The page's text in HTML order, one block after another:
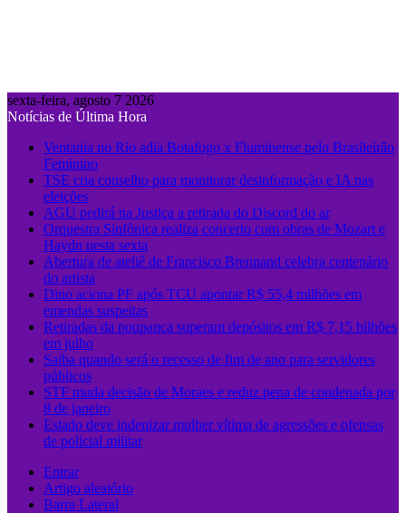
sexta-feira, agosto 7 2026
Notícias de Última Hora
Ventania no Rio adia Botafogo x Fluminense pelo Brasileirão
Feminino
TSE cria conselho para monitorar desinformação e IA nas
eleições
AGU pedirá na Justiça a retirada do Discord do ar
Orquestra Sinfônica realiza concerto com obras de Mozart e
Haydn nesta sexta
Abertura de ateliê de Francisco Brennand celebra centenário
do artista
Dino aciona PF após TCU apontar R$ 55,4 milhões em
emendas suspeitas
Retiradas da poupança superam depósitos em R$ 7,15 bilhões
em julho
Saiba quando será o recesso de fim de ano para servidores
públicos
STF muda decisão de Moraes e reduz pena de condenada por
8 de janeiro
Estado deve indenizar mulher vítima de agressões e ofensas
de policial militar
Entrar
Artigo aleatório
Barra Lateral